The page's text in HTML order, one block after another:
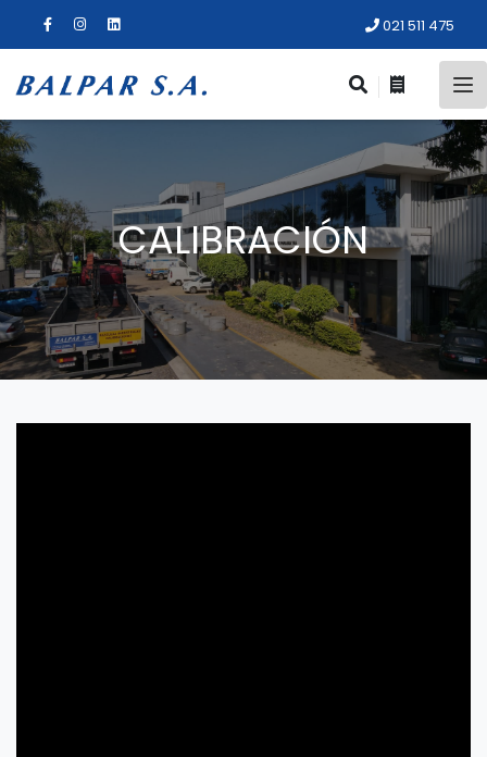
021 511 475
CALIBRACIÓN